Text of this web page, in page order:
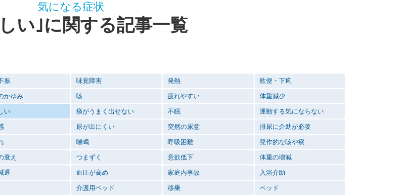
気になる症状
い｣に関する記事一覧
振 味覚障害 発熱 軟便・下痢
かゆみ 咳 疲れやすい 体重減少
い 痰がうまく出せない 不眠 運動する気にならない
尿が出にくい 突然の尿意 排尿に介助が必要
喘鳴 呼吸困難 発作的な咳や痰
衰え つまずく 意欲低下 体重の増減
退 血圧が高め 家庭内事故 入浴介助
介護用ベッド 移乗 ベッド